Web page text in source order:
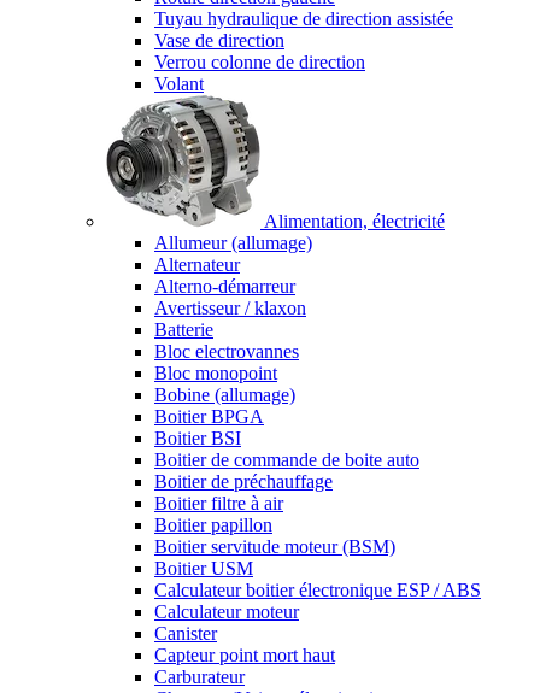
Tuyau hydraulique de direction assistée
Vase de direction
Verrou colonne de direction
Volant
Alimentation, électricité
Allumeur (allumage)
Alternateur
Alterno-démarreur
Avertisseur / klaxon
Batterie
Bloc electrovannes
Bloc monopoint
Bobine (allumage)
Boitier BPGA
Boitier BSI
Boitier de commande de boite auto
Boitier de préchauffage
Boitier filtre à air
Boitier papillon
Boitier servitude moteur (BSM)
Boitier USM
Calculateur boitier électronique ESP / ABS
Calculateur moteur
Canister
Capteur point mort haut
Carburateur